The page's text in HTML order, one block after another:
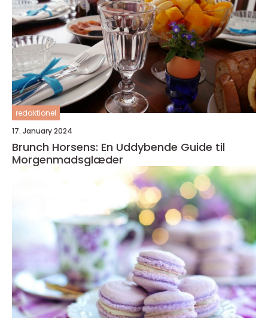
redaktionel
17. January 2024
Brunch Horsens: En Uddybende Guide til
Morgenmadsglæder